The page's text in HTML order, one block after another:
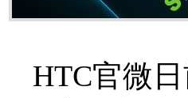
HTC官微日